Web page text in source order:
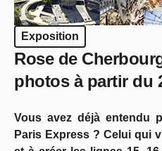
Exposition
Rose de
photos à partir du
Vous avez déjà entendu
Paris Express ? Celui qui